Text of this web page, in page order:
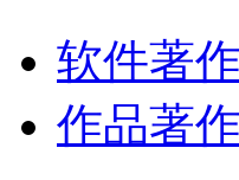
软件著
作品著